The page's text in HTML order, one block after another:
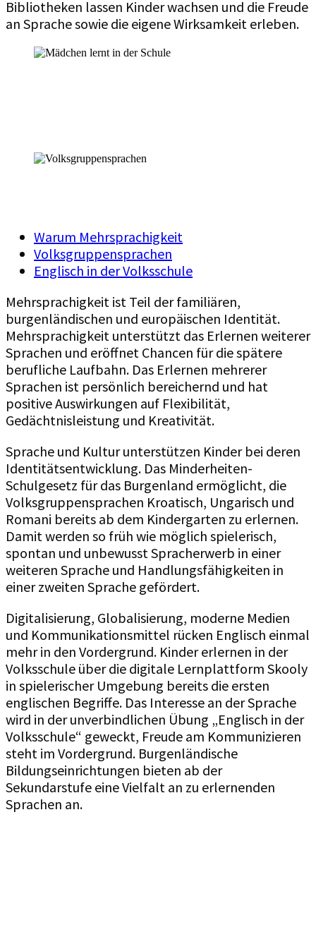
Bibliotheken lassen Kinder wachsen und die Freude
an Sprache sowie die eigene Wirksamkeit erleben.
Warum Mehrsprachigkeit
Volksgruppensprachen
Englisch in der Volksschule
Mehrsprachigkeit ist Teil der familiären,
burgenländischen und europäischen Identität.
Mehrsprachigkeit unterstützt das Erlernen weiterer
Sprachen und eröffnet Chancen für die spätere
berufliche Laufbahn. Das Erlernen mehrerer
Sprachen ist persönlich bereichernd und hat
positive Auswirkungen auf Flexibilität,
Gedächtnisleistung und Kreativität.
Sprache und Kultur unterstützen Kinder bei deren
Identitätsentwicklung. Das Minderheiten-
Schulgesetz für das Burgenland ermöglicht, die
Volksgruppensprachen Kroatisch, Ungarisch und
Romani bereits ab dem Kindergarten zu erlernen.
Damit werden so früh wie möglich spielerisch,
spontan und unbewusst Spracherwerb in einer
weiteren Sprache und Handlungsfähigkeiten in
einer zweiten Sprache gefördert.
Digitalisierung, Globalisierung, moderne Medien
und Kommunikationsmittel rücken Englisch einmal
mehr in den Vordergrund. Kinder erlernen in der
Volksschule über die digitale Lernplattform Skooly
in spielerischer Umgebung bereits die ersten
englischen Begriffe. Das Interesse an der Sprache
wird in der unverbindlichen Übung „Englisch in der
Volksschule“ geweckt, Freude am Kommunizieren
steht im Vordergrund. Burgenländische
Bildungseinrichtungen bieten ab der
Sekundarstufe eine Vielfalt an zu erlernenden
Sprachen an.